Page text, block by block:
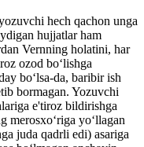
hech qachon unga
hujjatlar ham
Vernning holatini, har
ozod bo‘lishga
bo‘lsa-da, baribir ish
bormagan. Yozuvchi
e'tiroz bildirishga
merosxo‘riga yo‘llagan
juda qadrli edi) asariga